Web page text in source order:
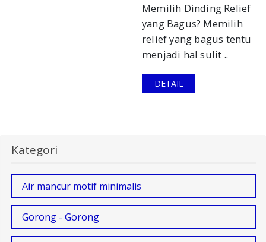
Memilih Dinding Relief
yang Bagus? Memilih
relief yang bagus tentu
menjadi hal sulit ..
DETAIL
Kategori
Air mancur motif minimalis
Gorong - Gorong